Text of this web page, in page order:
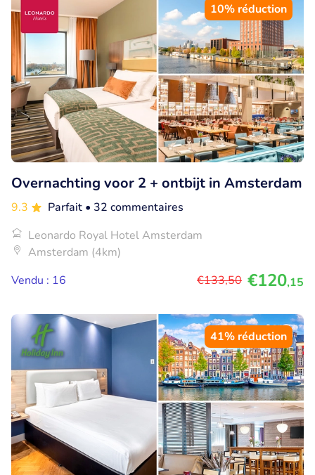
10% réduction
Overnachting voor 2 + ontbijt in Amsterdam
9.3 Parfait • 32 commentaires
Leonardo Royal Hotel Amsterdam
Amsterdam (4km)
Vendu : 16
€133,50 €120,15
41% réduction